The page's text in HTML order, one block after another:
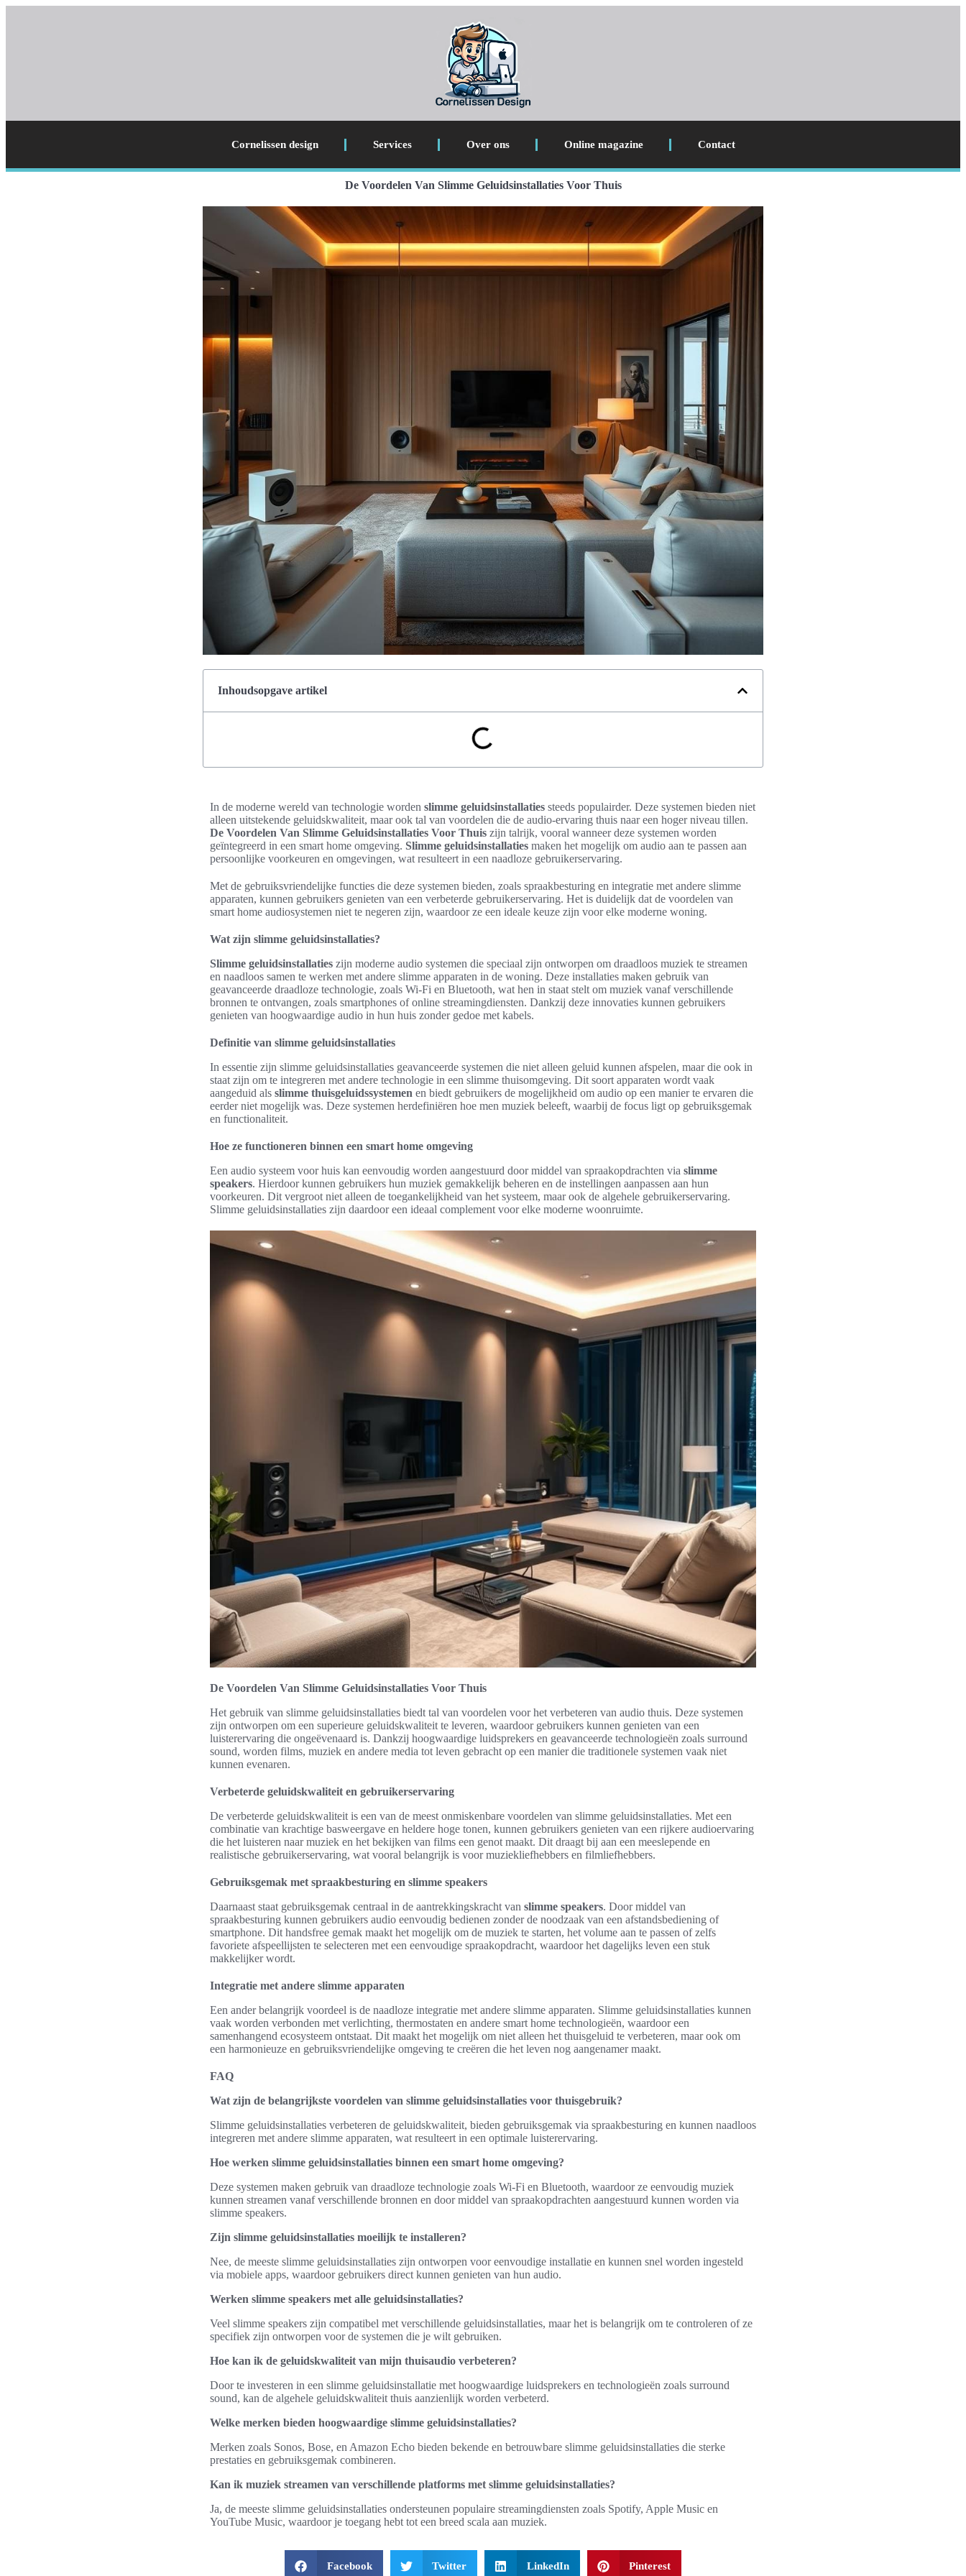
Cornelissen design Services Over ons Online magazine Contact
De Voordelen Van Slimme Geluidsinstallaties Voor Thuis
Inhoudsopgave artikel
In de moderne wereld van technologie worden slimme geluidsinstallaties steeds populairder. Deze systemen bieden niet
alleen uitstekende geluidskwaliteit, maar ook tal van voordelen die de audio-ervaring thuis naar een hoger niveau tillen.
De Voordelen Van Slimme Geluidsinstallaties Voor Thuis zijn talrijk, vooral wanneer deze systemen worden
geïntegreerd in een smart home omgeving. Slimme geluidsinstallaties maken het mogelijk om audio aan te passen aan
persoonlijke voorkeuren en omgevingen, wat resulteert in een naadloze gebruikerservaring.
Met de gebruiksvriendelijke functies die deze systemen bieden, zoals spraakbesturing en integratie met andere slimme
apparaten, kunnen gebruikers genieten van een verbeterde gebruikerservaring. Het is duidelijk dat de voordelen van
smart home audiosystemen niet te negeren zijn, waardoor ze een ideale keuze zijn voor elke moderne woning.
Wat zijn slimme geluidsinstallaties?
Slimme geluidsinstallaties zijn moderne audio systemen die speciaal zijn ontworpen om draadloos muziek te streamen
en naadloos samen te werken met andere slimme apparaten in de woning. Deze installaties maken gebruik van
geavanceerde draadloze technologie, zoals Wi-Fi en Bluetooth, wat hen in staat stelt om muziek vanaf verschillende
bronnen te ontvangen, zoals smartphones of online streamingdiensten. Dankzij deze innovaties kunnen gebruikers
genieten van hoogwaardige audio in hun huis zonder gedoe met kabels.
Definitie van slimme geluidsinstallaties
In essentie zijn slimme geluidsinstallaties geavanceerde systemen die niet alleen geluid kunnen afspelen, maar die ook in
staat zijn om te integreren met andere technologie in een slimme thuisomgeving. Dit soort apparaten wordt vaak
aangeduid als slimme thuisgeluidssystemen en biedt gebruikers de mogelijkheid om audio op een manier te ervaren die
eerder niet mogelijk was. Deze systemen herdefiniëren hoe men muziek beleeft, waarbij de focus ligt op gebruiksgemak
en functionaliteit.
Hoe ze functioneren binnen een smart home omgeving
Een audio systeem voor huis kan eenvoudig worden aangestuurd door middel van spraakopdrachten via slimme
speakers. Hierdoor kunnen gebruikers hun muziek gemakkelijk beheren en de instellingen aanpassen aan hun
voorkeuren. Dit vergroot niet alleen de toegankelijkheid van het systeem, maar ook de algehele gebruikerservaring.
Slimme geluidsinstallaties zijn daardoor een ideaal complement voor elke moderne woonruimte.
De Voordelen Van Slimme Geluidsinstallaties Voor Thuis
Het gebruik van slimme geluidsinstallaties biedt tal van voordelen voor het verbeteren van audio thuis. Deze systemen
zijn ontworpen om een superieure geluidskwaliteit te leveren, waardoor gebruikers kunnen genieten van een
luisterervaring die ongeëvenaard is. Dankzij hoogwaardige luidsprekers en geavanceerde technologieën zoals surround
sound, worden films, muziek en andere media tot leven gebracht op een manier die traditionele systemen vaak niet
kunnen evenaren.
Verbeterde geluidskwaliteit en gebruikerservaring
De verbeterde geluidskwaliteit is een van de meest onmiskenbare voordelen van slimme geluidsinstallaties. Met een
combinatie van krachtige basweergave en heldere hoge tonen, kunnen gebruikers genieten van een rijkere audioervaring
die het luisteren naar muziek en het bekijken van films een genot maakt. Dit draagt bij aan een meeslepende en
realistische gebruikerservaring, wat vooral belangrijk is voor muziekliefhebbers en filmliefhebbers.
Gebruiksgemak met spraakbesturing en slimme speakers
Daarnaast staat gebruiksgemak centraal in de aantrekkingskracht van slimme speakers. Door middel van
spraakbesturing kunnen gebruikers audio eenvoudig bedienen zonder de noodzaak van een afstandsbediening of
smartphone. Dit handsfree gemak maakt het mogelijk om de muziek te starten, het volume aan te passen of zelfs
favoriete afspeellijsten te selecteren met een eenvoudige spraakopdracht, waardoor het dagelijks leven een stuk
makkelijker wordt.
Integratie met andere slimme apparaten
Een ander belangrijk voordeel is de naadloze integratie met andere slimme apparaten. Slimme geluidsinstallaties kunnen
vaak worden verbonden met verlichting, thermostaten en andere smart home technologieën, waardoor een
samenhangend ecosysteem ontstaat. Dit maakt het mogelijk om niet alleen het thuisgeluid te verbeteren, maar ook om
een harmonieuze en gebruiksvriendelijke omgeving te creëren die het leven nog aangenamer maakt.
FAQ
Wat zijn de belangrijkste voordelen van slimme geluidsinstallaties voor thuisgebruik?
Slimme geluidsinstallaties verbeteren de geluidskwaliteit, bieden gebruiksgemak via spraakbesturing en kunnen naadloos
integreren met andere slimme apparaten, wat resulteert in een optimale luisterervaring.
Hoe werken slimme geluidsinstallaties binnen een smart home omgeving?
Deze systemen maken gebruik van draadloze technologie zoals Wi-Fi en Bluetooth, waardoor ze eenvoudig muziek
kunnen streamen vanaf verschillende bronnen en door middel van spraakopdrachten aangestuurd kunnen worden via
slimme speakers.
Zijn slimme geluidsinstallaties moeilijk te installeren?
Nee, de meeste slimme geluidsinstallaties zijn ontworpen voor eenvoudige installatie en kunnen snel worden ingesteld
via mobiele apps, waardoor gebruikers direct kunnen genieten van hun audio.
Werken slimme speakers met alle geluidsinstallaties?
Veel slimme speakers zijn compatibel met verschillende geluidsinstallaties, maar het is belangrijk om te controleren of ze
specifiek zijn ontworpen voor de systemen die je wilt gebruiken.
Hoe kan ik de geluidskwaliteit van mijn thuisaudio verbeteren?
Door te investeren in een slimme geluidsinstallatie met hoogwaardige luidsprekers en technologieën zoals surround
sound, kan de algehele geluidskwaliteit thuis aanzienlijk worden verbeterd.
Welke merken bieden hoogwaardige slimme geluidsinstallaties?
Merken zoals Sonos, Bose, en Amazon Echo bieden bekende en betrouwbare slimme geluidsinstallaties die sterke
prestaties en gebruiksgemak combineren.
Kan ik muziek streamen van verschillende platforms met slimme geluidsinstallaties?
Ja, de meeste slimme geluidsinstallaties ondersteunen populaire streamingdiensten zoals Spotify, Apple Music en
YouTube Music, waardoor je toegang hebt tot een breed scala aan muziek.
Facebook Twitter LinkedIn Pinterest